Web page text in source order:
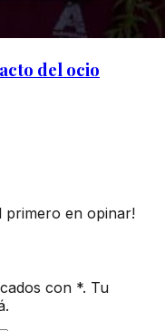
del ocio
primero en opinar!
con *. Tu